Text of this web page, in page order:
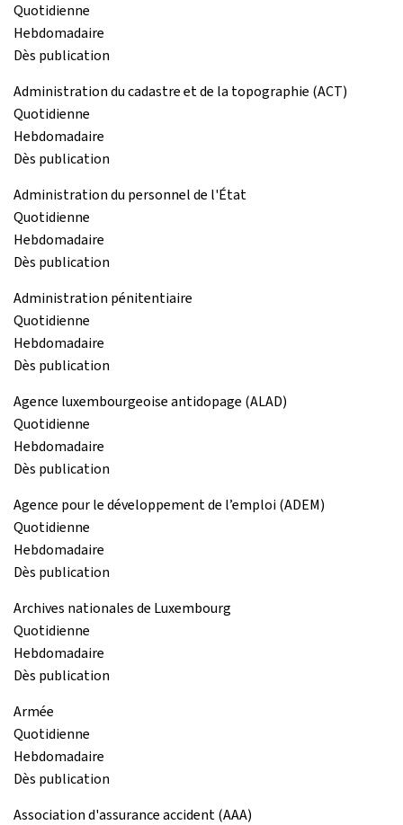
Quotidienne
Hebdomadaire
Dès publication
Administration du cadastre et de la topographie (ACT)
Quotidienne
Hebdomadaire
Dès publication
Administration du personnel de l'État
Quotidienne
Hebdomadaire
Dès publication
Administration pénitentiaire
Quotidienne
Hebdomadaire
Dès publication
Agence luxembourgeoise antidopage (ALAD)
Quotidienne
Hebdomadaire
Dès publication
Agence pour le développement de l’emploi (ADEM)
Quotidienne
Hebdomadaire
Dès publication
Archives nationales de Luxembourg
Quotidienne
Hebdomadaire
Dès publication
Armée
Quotidienne
Hebdomadaire
Dès publication
Association d'assurance accident (AAA)